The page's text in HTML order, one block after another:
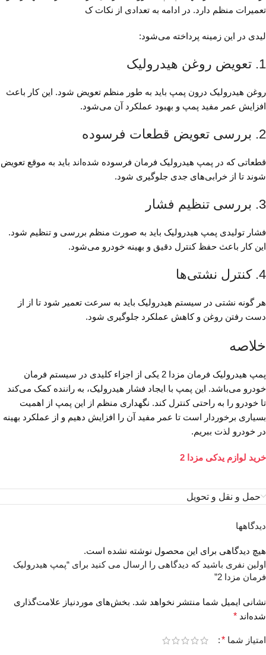
تعمیرات منظم دارد. در ادامه به تعدادی از نکات ک
لیدی در این زمینه پرداخته می‌شود:
1. تعویض روغن هیدرولیک
روغن هیدرولیک درون پمپ باید به طور منظم تعویض شود. این کار باعث
افزایش عمر مفید پمپ و بهبود عملکرد آن می‌شود.
2. بررسی تعویض قطعات فرسوده
قطعاتی که در پمپ هیدرولیک فرمان فرسوده شده‌اند باید به موقع تعویض
شوند تا از خرابی‌های جدی جلوگیری شود.
3. بررسی تنظیم فشار
فشار تولیدی پمپ هیدرولیک باید به صورت منظم بررسی و تنظیم شود.
این کار باعث حفظ کنترل دقیق و بهینه خودرو می‌شود.
4. کنترل نشتی‌ها
هر گونه نشتی در سیستم هیدرولیک باید به سرعت تعمیر شود تا از از
دست رفتن روغن و کاهش عملکرد جلوگیری شود.
خلاصه
پمپ هیدرولیک فرمان مزدا 2 یکی از اجزاء کلیدی در سیستم فرمان
خودرو می‌باشد. این پمپ با ایجاد فشار هیدرولیک، به راننده کمک می‌کند
تا خودرو را به راحتی کنترل کند. نگهداری منظم از این پمپ از اهمیت
بسیاری برخوردار است تا عمر مفید آن را افزایش دهیم و از عملکرد بهینه
در خودرو لذت ببریم.
خرید لوازم یدکی مزدا 2
حمل و نقل و تحویل
دیدگاهها
هیچ دیدگاهی برای این محصول نوشته نشده است.
اولین نفری باشید که دیدگاهی را ارسال می کنید برای “پمپ هیدرولیک
فرمان مزدا 2”
نشانی ایمیل شما منتشر نخواهد شد. بخش‌های موردنیاز علامت‌گذاری
شده‌اند *
امتیاز شما *